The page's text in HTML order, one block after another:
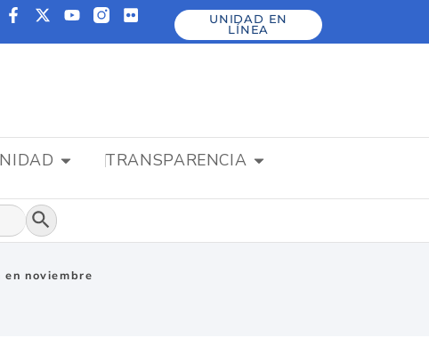
UNIDAD EN
LÍNEA
TRANSPARENCIA
Botón de búsqueda
noviembre